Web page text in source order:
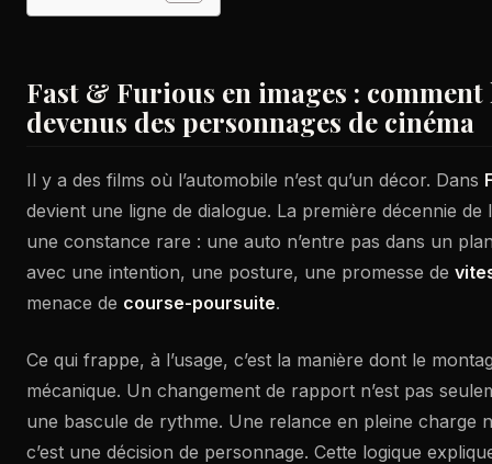
Fast & Furious en images :
devenus des personnages de cinéma
Il y a des films où l’automobile n’est qu’un décor. Dans
devient une ligne de dialogue. La première décennie de
une constance rare : une auto n’entre pas dans un
avec une intention, une posture, une promesse de
menace de course-poursuite.
Ce qui frappe, à l’usage, c’est la manière dont le
mécanique. Un changement de rapport n’est pas
une bascule de rythme. Une relance en pleine charge
c’est une décision de personnage. Cette logique